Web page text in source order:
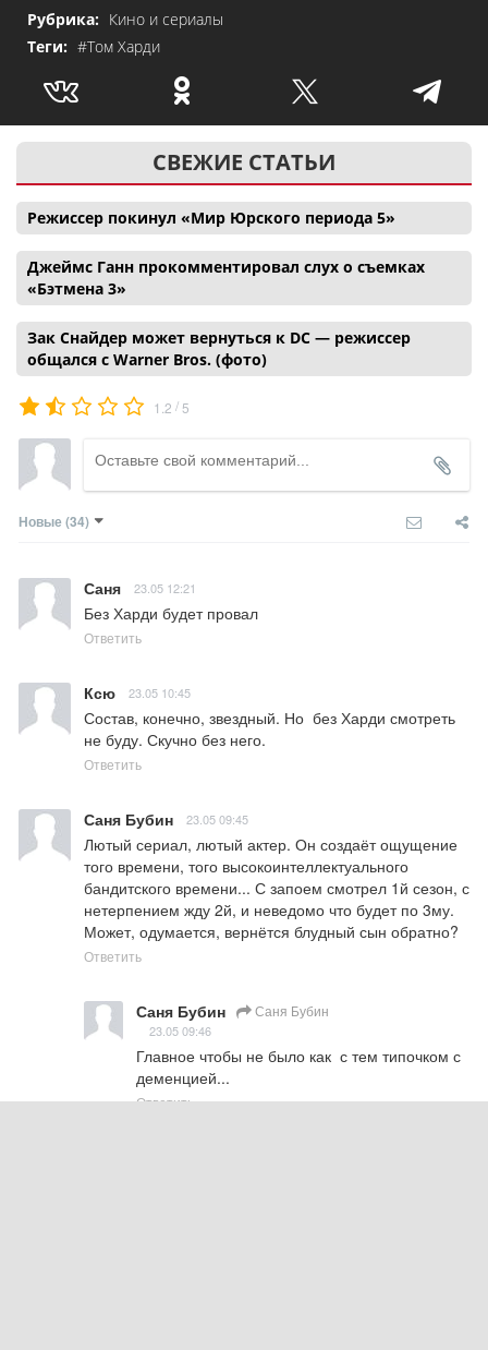
Рубрика: Кино и сериалы
Теги: #Том Харди
СВЕЖИЕ СТАТЬИ
Режиссер покинул «Мир Юрского периода 5»
Джеймс Ганн прокомментировал слух о съемках
«Бэтмена 3»
Зак Снайдер может вернуться к DC — режиссер
общался с Warner Bros. (фото)
1.2 / 5
Новые (34)
Саня 23.05 12:21
Без Харди будет провал
Ответить
Ксю 23.05 10:45
Состав, конечно, звездный. Но  без Харди смотреть
не буду. Скучно без него.
Ответить
Саня Бубин 23.05 09:45
Лютый сериал, лютый актер. Он создаёт ощущение
того времени, того высокоинтеллектуального
бандитского времени... С запоем смотрел 1й сезон, с
нетерпением жду 2й, и неведомо что будет по 3му.
Может, одумается, вернётся блудный сын обратно?
Ответить
Саня Бубин Саня Бубин
23.05 09:46
Главное чтобы не было как  с тем типочком с
деменцией...
Ответить